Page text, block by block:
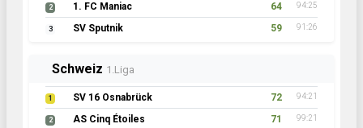
2 1. FC Maniac 64 94:25
3 SV Sputnik 59 91:26
Schweiz 1.Liga
1 SV 16 Osnabrück 72 94:21
2 AS Cinq Étoiles 71 99:21